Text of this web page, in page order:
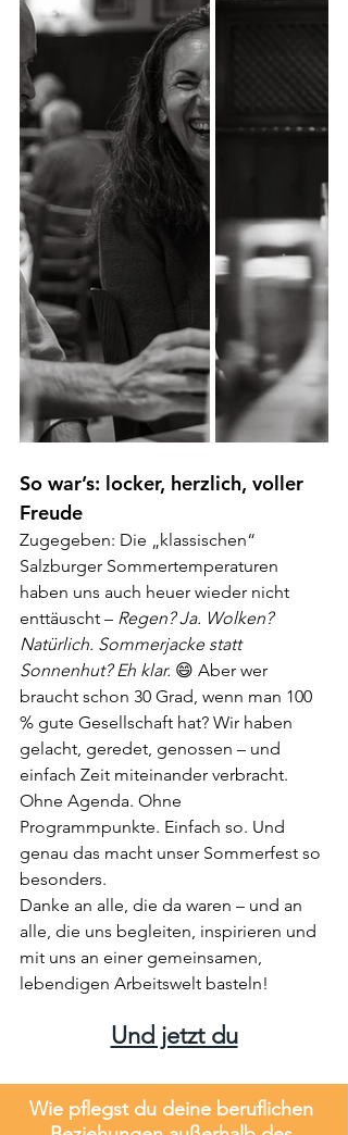
So war’s: locker, herzlich, voller
Freude
Zugegeben: Die „klassischen“
Salzburger Sommertemperaturen
haben uns auch heuer wieder nicht
enttäuscht – Regen? Ja. Wolken?
Natürlich. Sommerjacke statt
Sonnenhut? Eh klar. 😄 Aber wer
braucht schon 30 Grad, wenn man 100
% gute Gesellschaft hat? Wir haben
gelacht, geredet, genossen – und
einfach Zeit miteinander verbracht.
Ohne Agenda. Ohne
Programmpunkte. Einfach so. Und
genau das macht unser Sommerfest so
besonders.
Danke an alle, die da waren – und an
alle, die uns begleiten, inspirieren und
mit uns an einer gemeinsamen,
lebendigen Arbeitswelt basteln!
Und jetzt du
Wie pflegst du deine beruflichen